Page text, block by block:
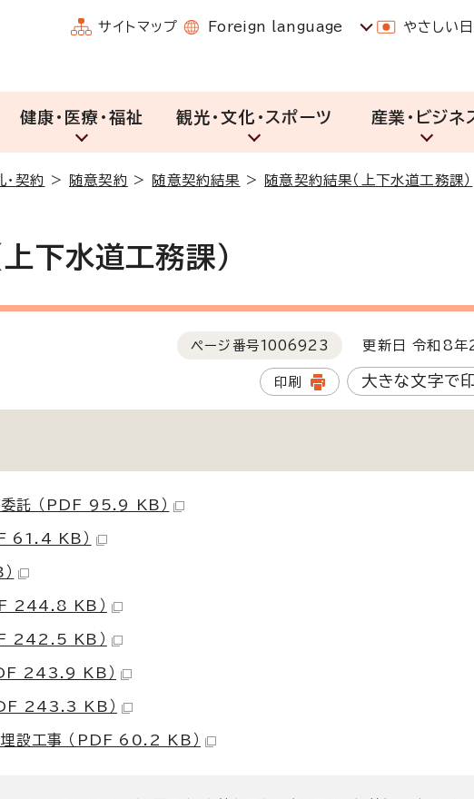
サイトマップ Foreign language やさしい
健康・医療・福祉 観光・文化・スポーツ 産業・ビジネ
・契約 > 随意契約 > 随意契約結果 > 随意契約結果（上下水道工務課）
下水道工務課）
ページ番号1006923 更新日 令和8年
印刷 大きな文字で
委託 （PDF 95.9 KB）
61.4 KB）
244.8 KB）
242.5 KB）
243.9 KB）
243.3 KB）
埋設工事 （PDF 60.2 KB）